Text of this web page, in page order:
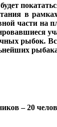
в
части на
рыбок.
– 20